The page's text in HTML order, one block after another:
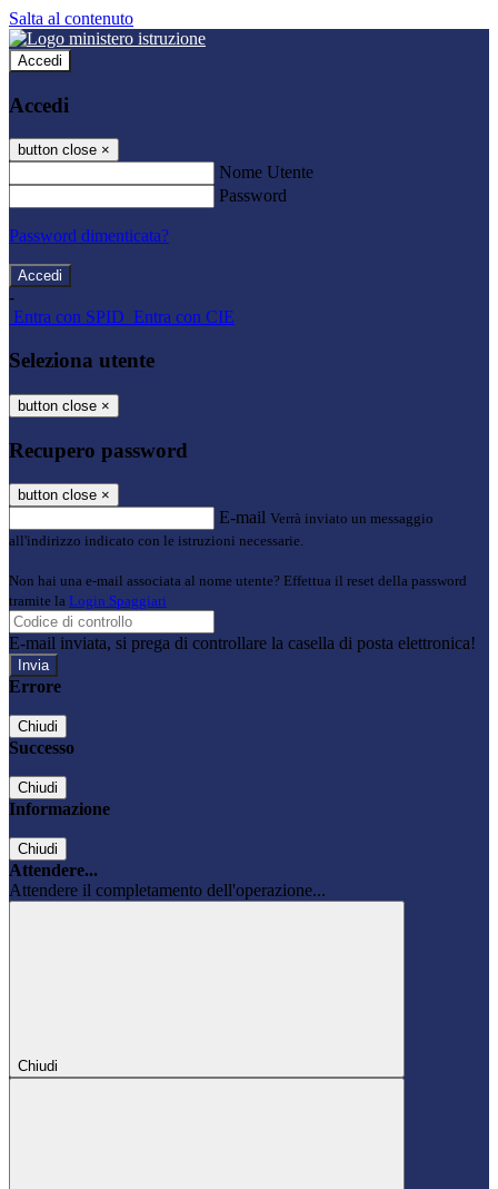
Salta al contenuto
Accedi
Accedi
button close ×
Nome Utente
Password
Password dimenticata?
-
Entra con SPID Entra con CIE
Seleziona utente
button close ×
Recupero password
button close ×
E-mail Verrà inviato un messaggio
all'indirizzo indicato con le istruzioni necessarie.
Non hai una e-mail associata al nome utente? Effettua il reset della password
tramite la Login Spaggiari
E-mail inviata, si prega di controllare la casella di posta elettronica!
Errore
Chiudi
Successo
Chiudi
Informazione
Chiudi
Attendere...
Attendere il completamento dell'operazione...
Chiudi